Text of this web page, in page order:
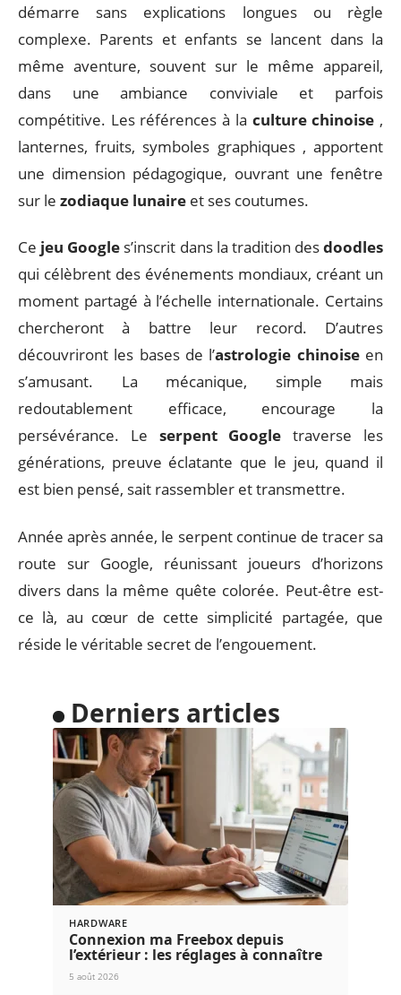
démarre sans explications longues ou règle
complexe. Parents et enfants se lancent dans la
même aventure, souvent sur le même appareil,
dans une ambiance conviviale et parfois
compétitive. Les références à la culture chinoise ,
lanternes, fruits, symboles graphiques , apportent
une dimension pédagogique, ouvrant une fenêtre
sur le zodiaque lunaire et ses coutumes.
Ce jeu Google s’inscrit dans la tradition desdoodles
qui célèbrent des événements mondiaux, créant un
moment partagé à l’échelle internationale. Certains
chercheront à battre leur record. D’autres
découvriront les bases de l’astrologie chinoiseen
s’amusant. La mécanique, simple mais
redoutablement efficace, encourage la
persévérance. Le serpent Google traverse les
générations, preuve éclatante que le jeu, quand il
est bien pensé, sait rassembler et transmettre.
Année après année, le serpent continue de tracer sa
route sur Google, réunissant joueurs d’horizons
divers dans la même quête colorée. Peut-être est-
ce là, au cœur de cette simplicité partagée, que
réside le véritable secret de l’engouement.
Derniers articles
HARDWARE
Connexion ma Freebox depuis
l’extérieur : les réglages à connaître
5 août 2026